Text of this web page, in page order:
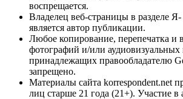
воспрещается.
Владелец веб-страницы в разделе
является автор публикации.
Любое копирование, перепечатка и
фотографий и/или аудиовизуальных
принадлежащих правообладателю
запрещено.
Материалы сайта korrespondent.net
лиц старше 21 года (21+). Участие в